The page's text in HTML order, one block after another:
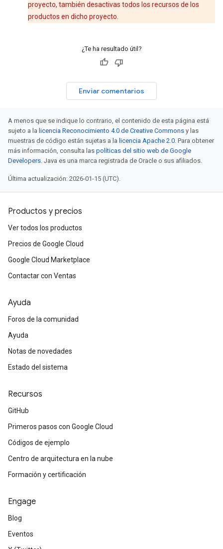
proyecto, también desactivas todos los recursos de los
productos en dicho proyecto.
¿Te ha resultado útil?
Enviar comentarios
A menos que se indique lo contrario, el contenido de esta página está
sujeto a la licencia Reconocimiento 4.0 de Creative Commons y las
muestras de código están sujetas a la licencia Apache 2.0. Para obtener
más información, consulta las políticas del sitio web de Google
Developers. Java es una marca registrada de Oracle o sus afiliados.
Última actualización: 2026-01-15 (UTC).
Productos y precios
Ver todos los productos
Precios de Google Cloud
Google Cloud Marketplace
Contactar con Ventas
Ayuda
Foros de la comunidad
Ayuda
Notas de novedades
Estado del sistema
Recursos
GitHub
Primeros pasos con Google Cloud
Códigos de ejemplo
Centro de arquitectura en la nube
Formación y certificación
Engage
Blog
Eventos